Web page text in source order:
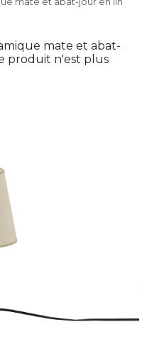
mate et abat-
produit n'est plus